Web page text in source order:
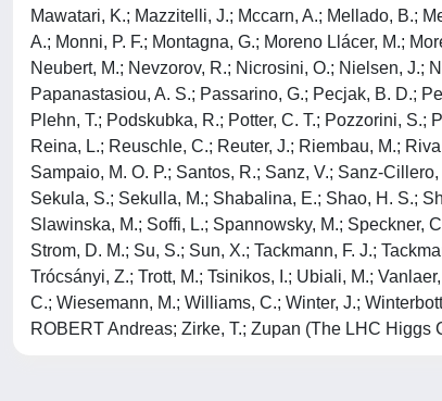
Mawatari, K.; Mazzitelli, J.; Mccarn, A.; Mellado, B.;
A.; Monni, P. F.; Montagna, G.; Moreno Llácer, M.;
Neubert, M.; Nevzorov, R.; Nicrosini, O.; Nielsen, J.;
Papanastasiou, A. S.; Passarino, G.; Pecjak, B. D.;
Plehn, T.; Podskubka, R.; Potter, C. T.; Pozzorini,
Reina, L.; Reuschle, C.; Reuter, J.; Riembau, M.;
Sampaio, M. O. P.; Santos, R.; Sanz, V.; Sanz-
Sekula, S.; Sekulla, M.; Shabalina, E.; Shao, H. S.;
Slawinska, M.; Soffi, L.; Spannowsky, M.; Speckner,
Strom, D. M.; Su, S.; Sun, X.; Tackmann, F. J.;
Trócsányi, Z.; Trott, M.; Tsinikos, I.; Ubiali, M.;
C.; Wiesemann, M.; Williams, C.; Winter, J.;
ROBERT Andreas; Zirke, T.; Zupan (The LHC Higgs